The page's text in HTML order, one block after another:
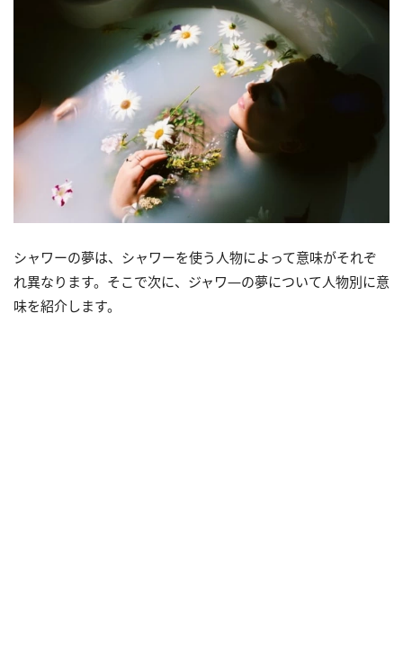
シャワーの夢は、シャワーを使う人物によって意味がそれぞ
れ異なります。そこで次に、ジャワ―の夢について人物別に意
味を紹介します。